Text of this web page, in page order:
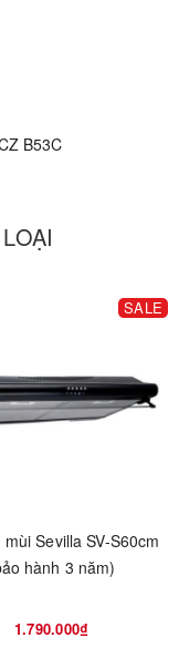
B53C
SALE
Sevilla SV-S60cm
hành 3 năm)
1.790.000₫